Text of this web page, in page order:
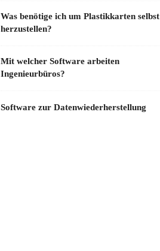
Was benötige ich um Plastikkarten selbst
herzustellen?
Mit welcher Software arbeiten
Ingenieurbüros?
Software zur Datenwiederherstellung